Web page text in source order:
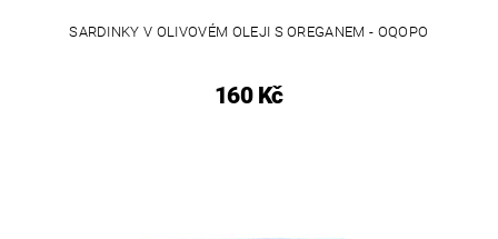
SARDINKY V OLIVOVÉM OLEJI S OREGANEM - OQOPO
160 Kč